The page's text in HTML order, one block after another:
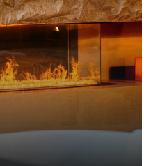
E-matrix Linear
400 III